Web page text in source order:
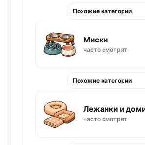
Похожие категории
Миски
часто смотрят
Похожие категории
Лежанки и
часто смотрят